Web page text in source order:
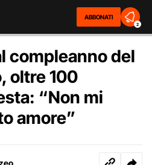
ABBONATI
2
compleanno del
oltre 100
“Non mi
amore”